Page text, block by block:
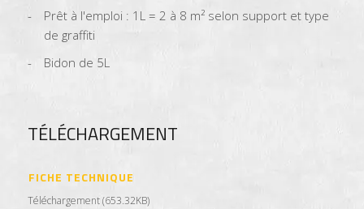
Prêt à l'emploi : 1L = 2 à 8 m² selon support et type
de graffiti
Bidon de 5L
TÉLÉCHARGEMENT
FICHE TECHNIQUE
Téléchargement (653.32KB)